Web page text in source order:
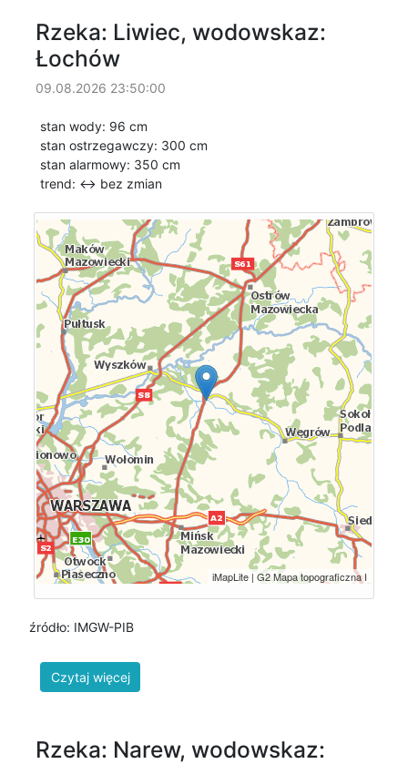
Rzeka: Liwiec, wodowskaz:
Łochów
09.08.2026 23:50:00
stan wody: 96 cm
stan ostrzegawczy: 300 cm
stan alarmowy: 350 cm
trend: ↔ bez zmian
źródło: IMGW-PIB
Rzeka: Narew, wodowskaz: